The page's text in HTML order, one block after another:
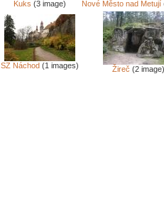
Kuks (3 image) Nové Město nad Metují
SZ Náchod(1 images) Žireč (2 image)